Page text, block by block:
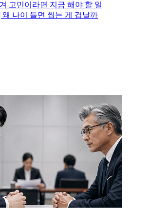
고민이라면 지금 해야 할 일
왜 나이 들면 씹는 게 겁날까